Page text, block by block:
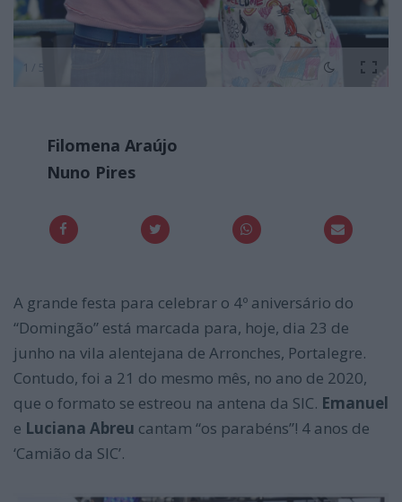
Filomena Araújo
Nuno Pires
A grande festa para celebrar o 4º aniversário do
“Domingão” está marcada para, hoje, dia 23 de
junho na vila alentejana de Arronches, Portalegre.
Contudo, foi a 21 do mesmo mês, no ano de 2020,
que o formato se estreou na antena da SIC. Emanuel
e Luciana Abreu cantam “os parabéns”! 4 anos de
‘Camião da SIC’.